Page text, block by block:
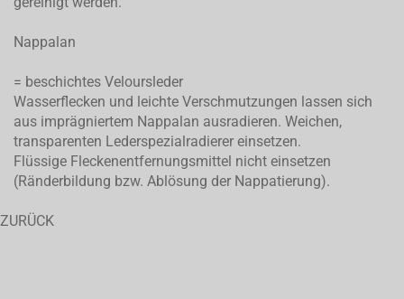
Nappalan
= beschichtes Veloursleder
Wasserflecken und leichte Verschmutzungen lassen sich
aus imprägniertem Nappalan ausradieren. Weichen,
transparenten Lederspezialradierer einsetzen.
Flüssige Fleckenentfernungsmittel nicht einsetzen
(Ränderbildung bzw. Ablösung der Nappatierung).
ZURÜCK